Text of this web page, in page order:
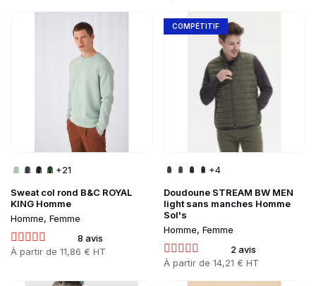
Sweat col rond B&C ROYAL
KING Homme
Homme, Femme
8 avis
Prix
À partir de 11,86 € HT
+21
Go to product page
Doudoune STREAM BW MEN
light sans manches Homme
Sol's
Homme, Femme
2 avis
Prix
À partir de 14,21 € HT
COMPÉTITIF
+4
Go to product page